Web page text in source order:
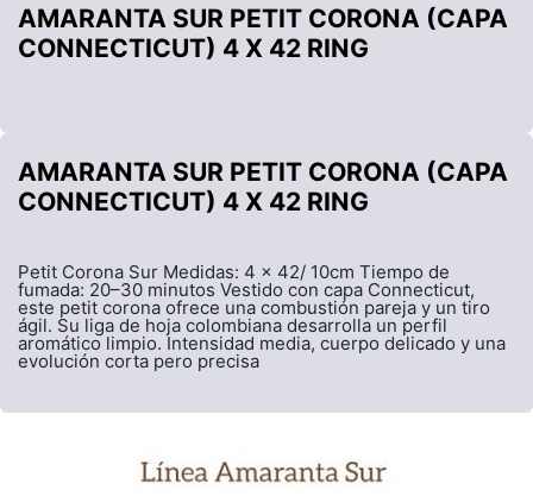
AMARANTA SUR PETIT CORONA (CAPA
CONNECTICUT) 4 X 42 RING
AMARANTA SUR PETIT CORONA (CAPA
CONNECTICUT) 4 X 42 RING
Petit Corona Sur Medidas: 4 x 42/ 10cm Tiempo de
fumada: 20–30 minutos Vestido con capa Connecticut,
este petit corona ofrece una combustión pareja y un tiro
ágil. Su liga de hoja colombiana desarrolla un perfil
aromático limpio. Intensidad media, cuerpo delicado y una
evolución corta pero precisa